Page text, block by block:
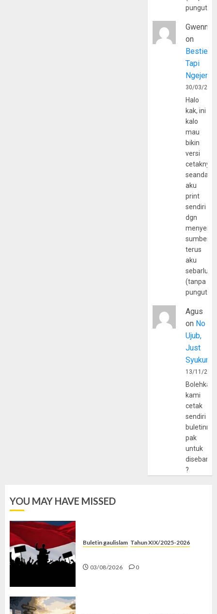
Gwenny
on
Bestie
Tapi
30/03/
Halo
kak, ini
kalo
mau
bikin
versi
cetaknya
aku
print
sendiri
dgn
sumber
terus
aku
(tanpa
Agus
on No
Ujub,
Just
Syukur
13/11/
Bolehkah
kami
cetak
sendiri
pak
untuk
?
YOU MAY HAVE MISSED
Buletin gaulislam Tahun XIX/2025-2026
03/08/2026 0